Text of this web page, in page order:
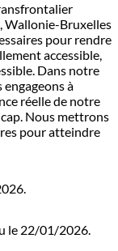
Wallonie-Bruxelles
pour rendre
accessible,
Dans notre
à
réelle de notre
Nous mettrons
pour atteindre
le 22/01/2026.